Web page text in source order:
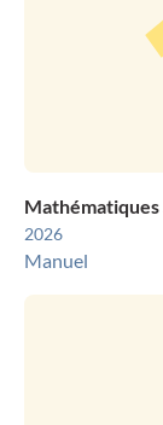
Mathématiques
2026
Manuel